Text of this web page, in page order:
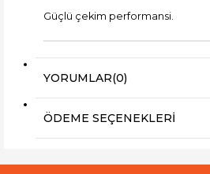
Güçlü çekim performansi.
YORUMLAR(0)
ÖDEME SEÇENEKLERI